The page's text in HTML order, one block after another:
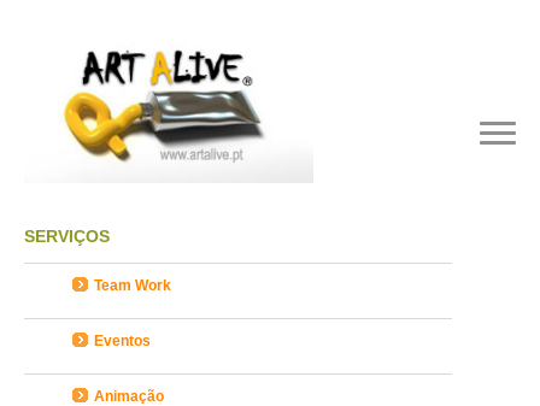
SERVIÇOS
Team Work
Eventos
Animação